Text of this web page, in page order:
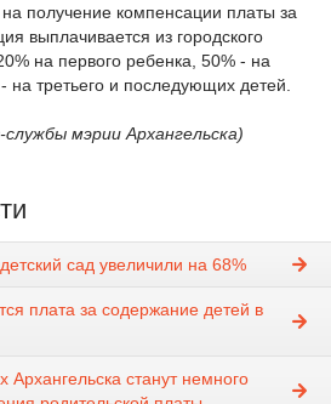
получение компенсации платы за
выплачивается из городского
на первого ребенка, 50% - на
на третьего и последующих детей.
мэрии Архангельска)
сад увеличили на 68%
плата за содержание детей в
Архангельска станут немного